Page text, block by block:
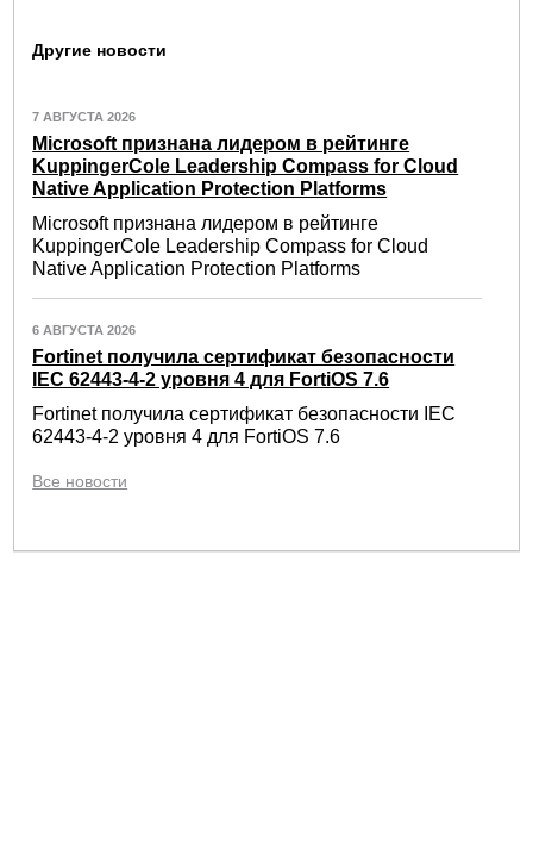
Другие новости
7 АВГУСТА 2026
Microsoft признана лидером в рейтинге
KuppingerCole Leadership Compass for Cloud
Native Application Protection Platforms
Microsoft признана лидером в рейтинге
KuppingerCole Leadership Compass for Cloud
Native Application Protection Platforms
6 АВГУСТА 2026
Fortinet получила сертификат безопасности
IEC 62443-4-2 уровня 4 для FortiOS 7.6
Fortinet получила сертификат безопасности IEC
62443-4-2 уровня 4 для FortiOS 7.6
Все новости